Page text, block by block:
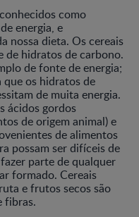
como
energia, e
nossa dieta. Os cereais
de hidratos de carbono.
de fonte de energia;
que os hidratos de
de muita energia.
ácidos gordos
de origem animal) e
de alimentos
possam ser difíceis de
parte de qualquer
formado. Cereais
e frutos secos são
fibras.